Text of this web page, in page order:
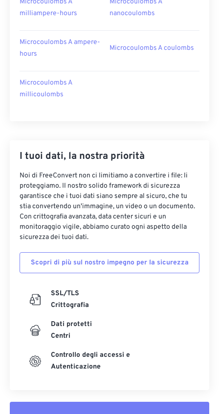
Microcoulombs A
milliampere-hours
Microcoulombs A
nanocoulombs
Microcoulombs A ampere-
hours
Microcoulombs A coulombs
Microcoulombs A
millicoulombs
I tuoi dati, la nostra priorità
Noi di FreeConvert non ci limitiamo a convertire i file: li
proteggiamo. Il nostro solido framework di sicurezza
garantisce che i tuoi dati siano sempre al sicuro, che tu
stia convertendo un'immagine, un video o un documento.
Con crittografia avanzata, data center sicuri e un
monitoraggio vigile, abbiamo curato ogni aspetto della
sicurezza dei tuoi dati.
Scopri di più sul nostro impegno per la sicurezza
SSL/TLS
Crittografia
Dati protetti
Centri
Controllo degli accessi e
Autenticazione